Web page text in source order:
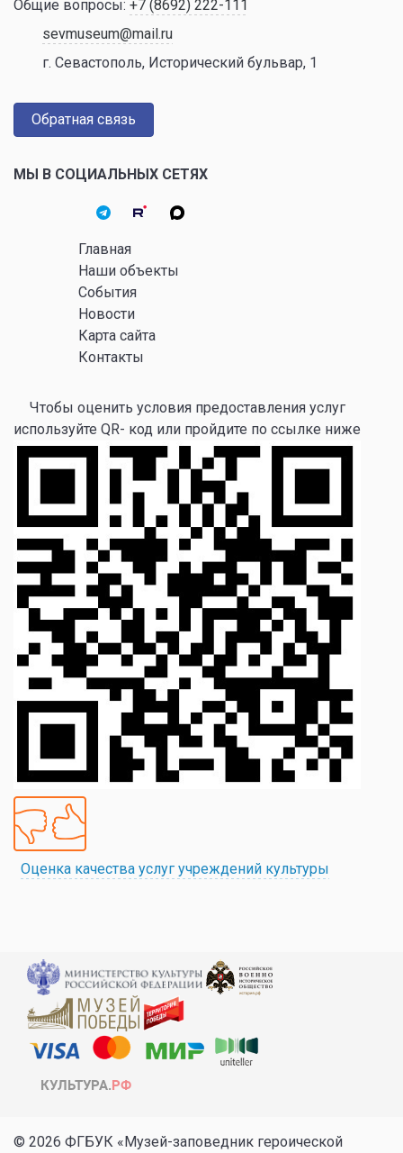
Общие вопросы: +7 (8692) 222-111
sevmuseum@mail.ru
г. Севастополь, Исторический бульвар, 1
Обратная связь
МЫ В СОЦИАЛЬНЫХ СЕТЯХ
Главная
Наши объекты
События
Новости
Карта сайта
Контакты
Чтобы оценить условия предоставления услуг
используйте QR- код или пройдите по ссылке ниже
Оценка качества услуг учреждений культуры
© 2026 ФГБУК «Музей-заповедник героической